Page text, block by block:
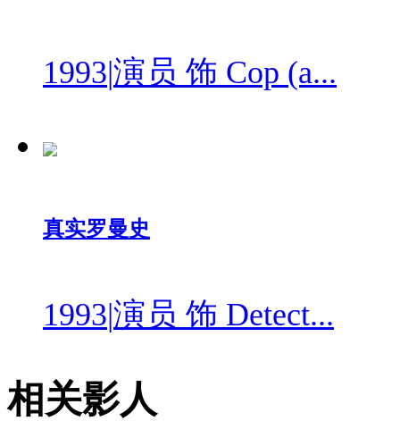
1993|演员 饰 Cop (a...
真实罗曼史
1993|演员 饰 Detect...
相关影人